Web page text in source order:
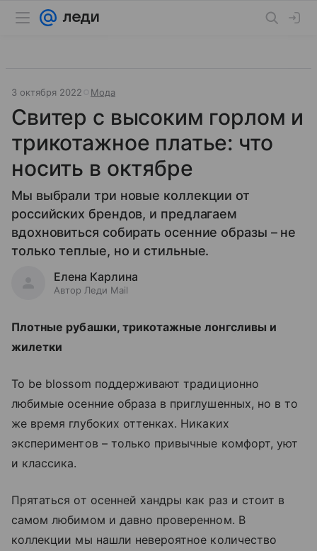
3 октября 2022 Мода
Свитер с высоким горлом и
трикотажное платье: что
носить в октябре
Мы выбрали три новые коллекции от
российских брендов, и предлагаем
вдохновиться собирать осенние образы – не
только теплые, но и стильные.
Елена Карлина
Автор Леди Mail
Плотные рубашки, трикотажные лонгсливы и
жилетки
To be blossom поддерживают традиционно
любимые осенние образа в приглушенных, но в то
же время глубоких оттенках. Никаких
экспериментов – только привычные комфорт, уют
и классика.
Прятаться от осенней хандры как раз и стоит в
самом любимом и давно проверенном. В
коллекции мы нашли невероятное количество